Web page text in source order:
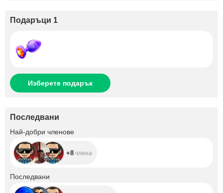
Подаръци 1
Изберете подарък
Последвани
Най-добри членове
+8 члена
Последвани